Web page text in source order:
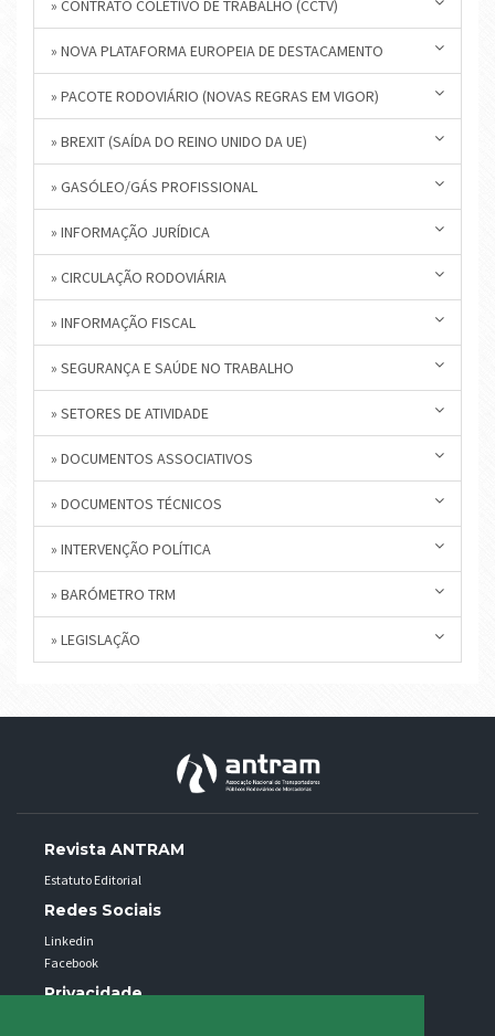
» CONTRATO COLETIVO DE TRABALHO (CCTV)
» NOVA PLATAFORMA EUROPEIA DE DESTACAMENTO
» PACOTE RODOVIÁRIO (NOVAS REGRAS EM VIGOR)
» BREXIT (SAÍDA DO REINO UNIDO DA UE)
» GASÓLEO/GÁS PROFISSIONAL
» INFORMAÇÃO JURÍDICA
» CIRCULAÇÃO RODOVIÁRIA
» INFORMAÇÃO FISCAL
» SEGURANÇA E SAÚDE NO TRABALHO
» SETORES DE ATIVIDADE
» DOCUMENTOS ASSOCIATIVOS
» DOCUMENTOS TÉCNICOS
» INTERVENÇÃO POLÍTICA
» BARÓMETRO TRM
» LEGISLAÇÃO
Revista ANTRAM
Estatuto Editorial
Redes Sociais
Linkedin
Facebook
Privacidade